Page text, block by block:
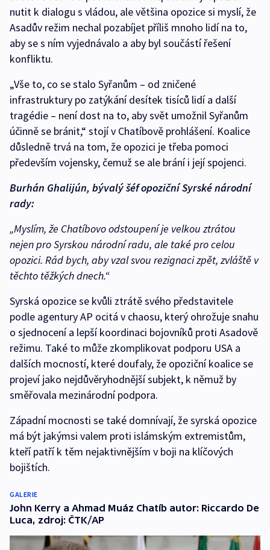
nutit k dialogu s vládou, ale většina opozice si myslí, že
Asadův režim nechal pozabíjet příliš mnoho lidí na to,
aby se s ním vyjednávalo a aby byl součástí řešení
konfliktu.
„Vše to, co se stalo Syřanům – od zničené
infrastruktury po zatýkání desítek tisíců lidí a další
tragédie – není dost na to, aby svět umožnil Syřanům
účinně se bránit,“ stojí v Chatíbově prohlášení. Koalice
důsledně trvá na tom, že opozici je třeba pomoci
především vojensky, čemuž se ale brání i její spojenci.
Burhán Ghalijún, bývalý šéf opoziční Syrské národní
rady:
„Myslím, že Chatíbovo odstoupení je velkou ztrátou
nejen pro Syrskou národní radu, ale také pro celou
opozici. Rád bych, aby vzal svou rezignaci zpět, zvláště v
těchto těžkých dnech.“
Syrská opozice se kvůli ztrátě svého představitele
podle agentury AP ocitá v chaosu, který ohrožuje snahu
o sjednocení a lepší koordinaci bojovníků proti Asadově
režimu. Také to může zkomplikovat podporu USA a
dalších mocností, které doufaly, že opoziční koalice se
projeví jako nejdůvěryhodnější subjekt, k němuž by
směřovala mezinárodní podpora.
Západní mocnosti se také domnívají, že syrská opozice
má být jakýmsi valem proti islámským extremistům,
kteří patří k těm nejaktivnějším v boji na klíčových
bojištích.
GALERIE
John Kerry a Ahmad Muáz Chatíb autor: Riccardo De
Luca, zdroj: ČTK/AP